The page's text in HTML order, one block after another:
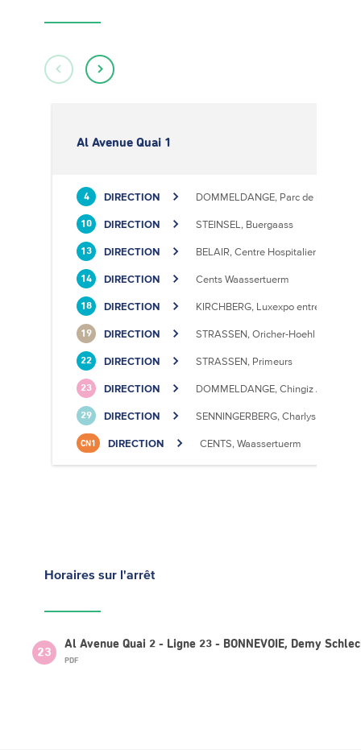
Al Avenue Quai 1
4 DIRECTION DOMMELDANGE, Parc de l'Europe
10 DIRECTION STEINSEL, Buergaass
13 DIRECTION BELAIR, Centre Hospitalier
14 DIRECTION Cents Waassertuerm
18 DIRECTION KIRCHBERG, Luxexpo entrée Sud
19 DIRECTION STRASSEN, Oricher-Hoehl
22 DIRECTION STRASSEN, Primeurs
23 DIRECTION DOMMELDANGE, Chingiz Aitmatov
29 DIRECTION SENNINGERBERG, Charlys Statioun
CN1 DIRECTION CENTS, Waassertuerm
Horaires sur l'arrêt
23
Al Avenue Quai 2 - Ligne 23 - BONNEVOIE, Demy
PDF